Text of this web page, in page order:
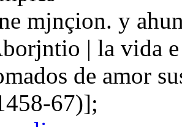
mjnçion. y
| la vida
de amor
67)];